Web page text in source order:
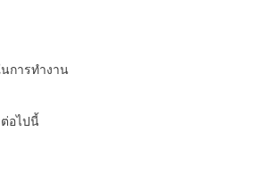
การทำงาน
อไปนี้